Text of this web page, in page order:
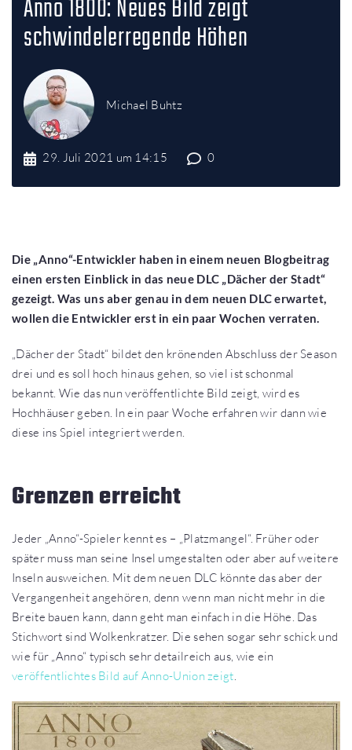
Anno 1800: Neues Bild zeigt
schwindelerregende Höhen
Michael Buhtz
29. Juli 2021 um 14:15 0
Die „Anno“-Entwickler haben in einem neuen Blogbeitrag
einen ersten Einblick in das neue DLC „Dächer der Stadt“
gezeigt. Was uns aber genau in dem neuen DLC erwartet,
wollen die Entwickler erst in ein paar Wochen verraten.
„Dächer der Stadt“ bildet den krönenden Abschluss der Season
drei und es soll hoch hinaus gehen, so viel ist schonmal
bekannt. Wie das nun veröffentlichte Bild zeigt, wird es
Hochhäuser geben. In ein paar Woche erfahren wir dann wie
diese ins Spiel integriert werden.
Grenzen erreicht
Jeder „Anno“-Spieler kennt es – „Platzmangel“. Früher oder
später muss man seine Insel umgestalten oder aber auf weitere
Inseln ausweichen. Mit dem neuen DLC könnte das aber der
Vergangenheit angehören, denn wenn man nicht mehr in die
Breite bauen kann, dann geht man einfach in die Höhe. Das
Stichwort sind Wolkenkratzer. Die sehen sogar sehr schick und
wie für „Anno“ typisch sehr detailreich aus, wie ein
veröffentlichtes Bild auf Anno-Union zeigt.